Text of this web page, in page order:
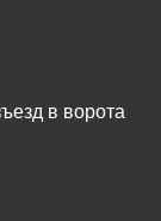
в ворота